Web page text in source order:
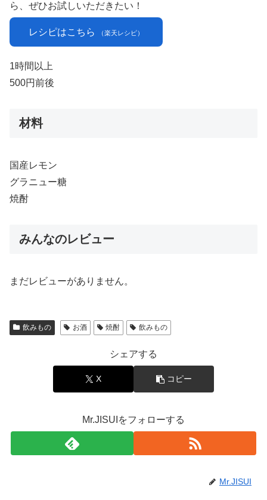
ら、ぜひお試しいただきたい！
レシピはこちら （楽天レシピ）
1時間以上
500円前後
材料
国産レモン
グラニュー糖
焼酎
みんなのレビュー
まだレビューがありません。
飲みもの お酒 焼酎 飲みもの
シェアする
X コピー
Mr.JISUIをフォローする
Mr.JISUI